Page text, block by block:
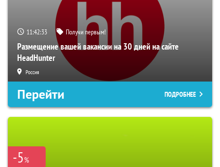
11:42:32 Получи первым!
Размещение вашей вакансии на 30 дней на сайте
HeadHunter
Россия
Перейти ПОДРОБНЕЕ
-5%